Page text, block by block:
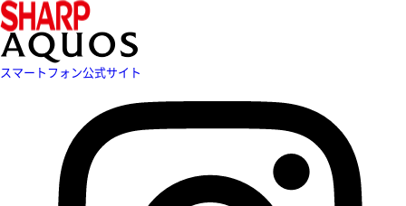
スマートフォン公式サイト